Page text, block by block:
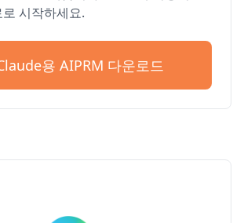
시작하세요.
용 AIPRM 다운로드